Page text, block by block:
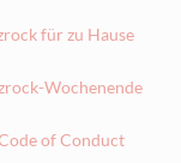
für zu Hause
Wochenende
of Conduct